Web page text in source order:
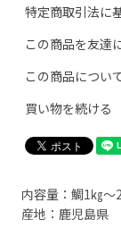
特定商取引法に
この商品を友達
この商品につい
買い物を続ける
内容量：鯛1㎏～
産地：鹿児島県